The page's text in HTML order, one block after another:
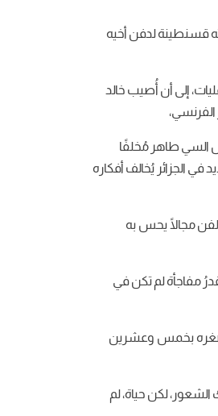
قسنطينة لدفن أخيه
إلى أن أُصيب خالد
الفرنسي،
السي طاهر مُخلفًا
في الجزائر يُخالف أفكاره
مجالًا يحس به
مفاجأة لم تكن في
تصغره بخمس وعشرين
لكن حياة، لم